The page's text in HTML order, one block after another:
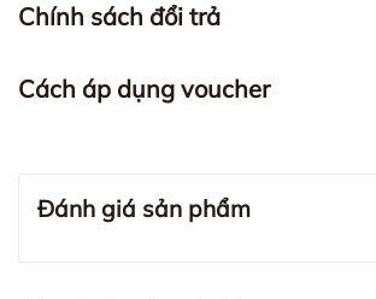
Chính sách đổi trả
Cách áp dụng voucher
Đánh giá sản phẩm